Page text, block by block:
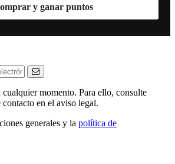
y ganar puntos
cualquier momento. Para ello, consulte
en el aviso legal.
generales y la política de